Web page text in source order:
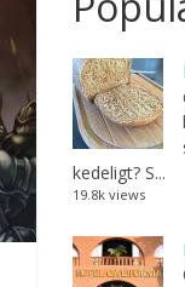
kedeligt? S...
19.8k views